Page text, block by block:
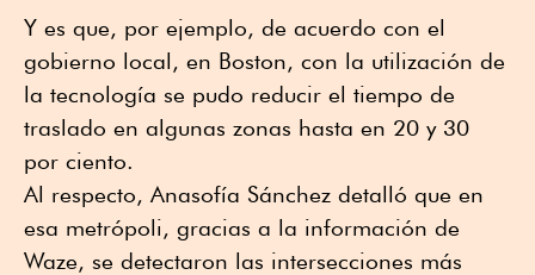
Y es que, por ejemplo, de acuerdo con el
gobierno local, en Boston, con la utilización de
la tecnología se pudo reducir el tiempo de
traslado en algunas zonas hasta en 20 y 30
por ciento.
Al respecto, Anasofía Sánchez detalló que en
esa metrópoli, gracias a la información de
Waze, se detectaron las intersecciones más